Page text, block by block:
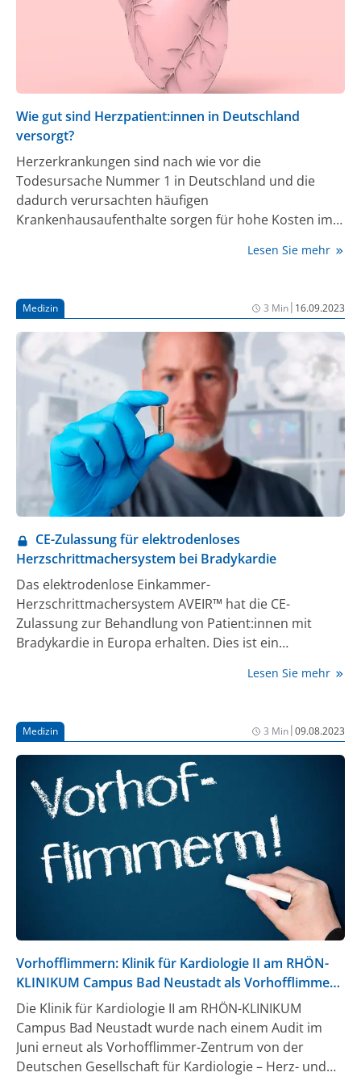
zusammen belastbare Belege für die Wirksamkeit und
Sicherheit von Asundexian bei einem breiten
Spektrum von Patient:innen mit Vorhofflimmern
liefern. Darunter sind auch jene Patient:innen, die ein
hohes Risiko für einen ischämischen Schlaganfall oder
Blutungsereignisse haben.
Wie gut sind Herzpatient:innen in Deutschland
versorgt?
Herzerkrankungen sind nach wie vor die
Todesursache Nummer 1 in Deutschland und die
dadurch verursachten häufigen
Krankenhausaufenthalte sorgen für hohe Kosten im
Deutschland in Anbetracht der demografischen
Herzpatient:innen aufgestellt? Aus den
umfangreichen Informationen des neu erschienenen
Deutschen Herzberichts lässt sich Wichtiges für die
Versorgungsperspektive von Herzpatient:innen
ableiten.
Lesen Sie mehr
Medizin 3 Min| 16.09.2023
CE-Zulassung für elektrodenloses
Herzschrittmachersystem bei Bradykardie
Das elektrodenlose Einkammer-
Herzschrittmachersystem AVEIR™ hat die CE-
Zulassung zur Behandlung von Patient:innen mit
Bradykardie in Europa erhalten. Dies ist ein
und bietet Patient:innen und Ärzt:innen neue, noch
Funktion ermöglicht die optimale Position des
Implantates vor der Fixierung im Herzen zu
bestimmen.
Lesen Sie mehr
Medizin 3 Min|09.08.2023
Vorhofflimmern: Klinik für Kardiologie II am RHÖN-
KLINIKUM Campus Bad Neustadt als Vorhofflimmer-
Zentrum zertifiziert
Die Klinik für Kardiologie II am RHÖN-KLINIKUM
Campus Bad Neustadt wurde nach einem Audit im
Juni erneut als Vorhofflimmer-Zentrum von der
Deutschen Gesellschaft für Kardiologie – Herz- und